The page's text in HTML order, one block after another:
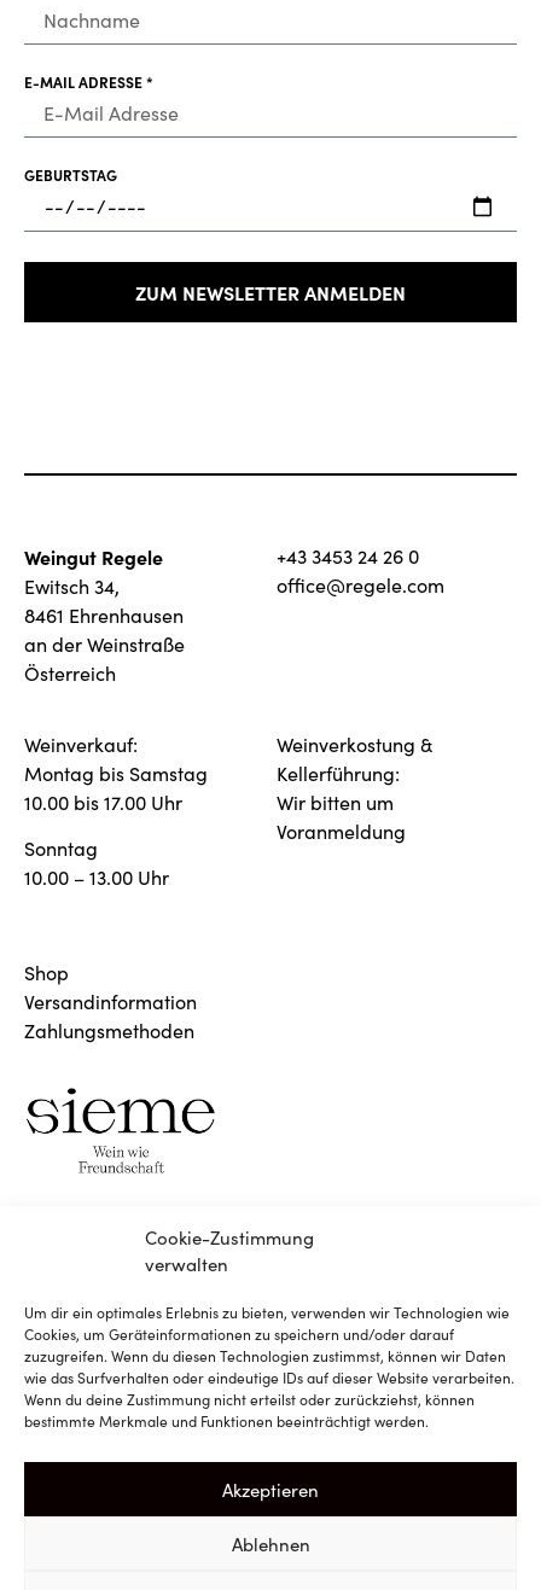
Cookie-Zustimmung
verwalten
Um dir ein optimales Erlebnis zu bieten, verwenden wir Technologien wie
Cookies, um Geräteinformationen zu speichern und/oder darauf
zuzugreifen. Wenn du diesen Technologien zustimmst, können wir Daten
wie das Surfverhalten oder eindeutige IDs auf dieser Website verarbeiten.
Wenn du deine Zustimmung nicht erteilst oder zurückziehst, können
bestimmte Merkmale und Funktionen beeinträchtigt werden.
Akzeptieren
Ablehnen
E-MAIL ADRESSE *
GEBURTSTAG
ZUM NEWSLETTER ANMELDEN
Weingut Regele
Ewitsch 34,
8461 Ehrenhausen
an der Weinstraße
Österreich
+43 3453 24 26 0
office@regele.com
Weinverkauf:
Montag bis Samstag
10.00 bis 17.00 Uhr
Sonntag
10.00 – 13.00 Uhr
Weinverkostung &
Kellerführung:
Wir bitten um
Voranmeldung
Shop
Versandinformation
Zahlungsmethoden
Instagram
Facebook
Newsletter